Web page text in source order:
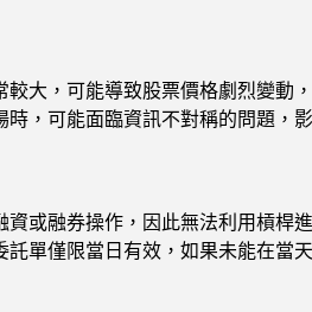
較大，可能導致股票價格劇烈變動
時，可能面臨資訊不對稱的問題，
資或融券操作，因此無法利用槓桿
託單僅限當日有效，如果未能在當